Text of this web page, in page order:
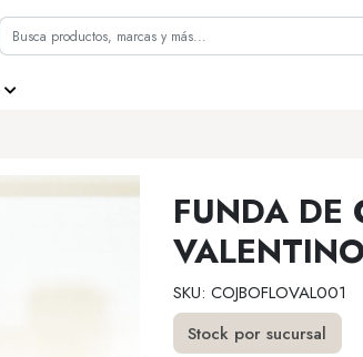
FUNDA DE
VALENTINO
SKU: COJBOFLOVAL001
Stock por sucursal